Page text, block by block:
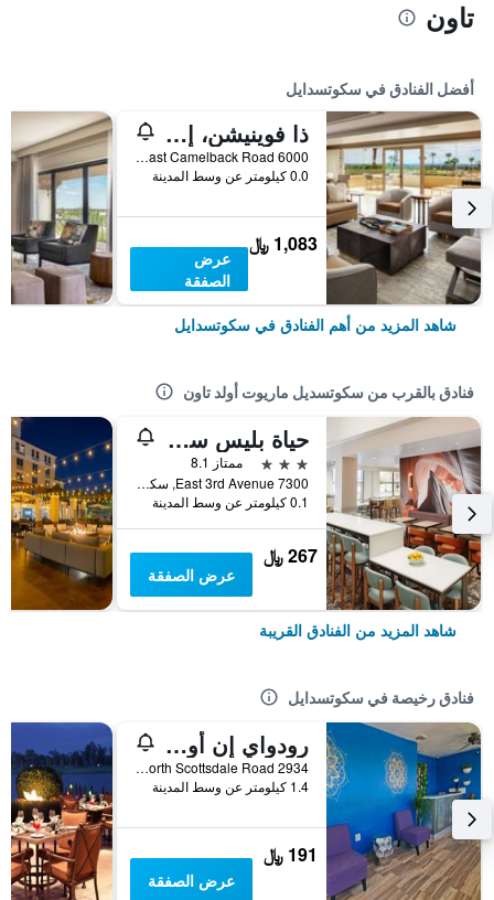
تاون
أفضل الفنادق في سكوتسدايل
ذا فوينيشن، إيه لاكشري كوليكشن ريزورت، سكوتسديل
6000 East Camelback Road, سكوتسدايل, AZ, الولايات المتحدة الأميريكية
0.0 كيلومتر عن وسط المدينة
1,083 ﷼
عرض
الصفقة
شاهد المزيد من أهم الفنادق في سكوتسدايل
فنادق بالقرب من سكوتسديل ماريوت أولد تاون
حياة بليس سكوتسديل\أولد تاون
3 نجوم
ممتاز 8.1
7300 East 3rd Avenue, سكوتسدايل, AZ, الولايات المتحدة الأميريكية
0.1 كيلومتر عن وسط المدينة
267 ﷼
عرض الصفقة
شاهد المزيد من الفنادق القريبة
فنادق رخيصة في سكوتسدايل
رودواي إن أولد تاون سكوتسديل
2934 North Scottsdale Road, سكوتسدايل, AZ, الولايات المتحدة الأميريكية
1.4 كيلومتر عن وسط المدينة
191 ﷼
عرض الصفقة